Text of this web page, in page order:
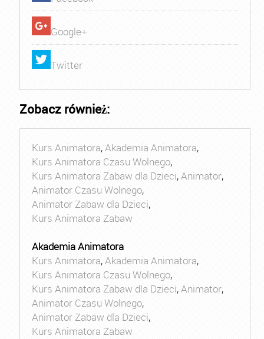
Google+
Twitter
Zobacz również:
Kurs Animatora,Akademia Animatora,
Kurs Animatora Czasu Wolnego,
Kurs Animatora Zabaw dla Dzieci,Animator,
Animator Czasu Wolnego,
Animator Zabaw dla Dzieci,
Kurs Animatora Zabaw
Akademia Animatora
Kurs Animatora,Akademia Animatora,
Kurs Animatora Czasu Wolnego,
Kurs Animatora Zabaw dla Dzieci,Animator,
Animator Czasu Wolnego,
Animator Zabaw dla Dzieci,
Kurs Animatora Zabaw